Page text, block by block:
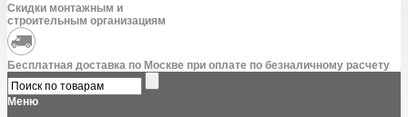
Скидки монтажным и
строительным организациям
Бесплатная доставка по Москве при оплате по безналичному расчету
Меню